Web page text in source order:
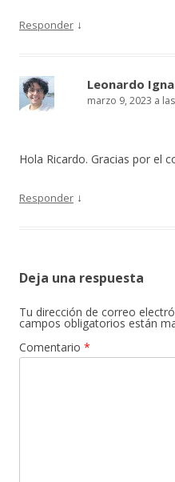
Responder ↓
Leonardo
marzo 9, 2023 a
Hola Ricardo. Gracias por el
Responder ↓
Deja una respuesta
Tu dirección de correo
campos obligatorios están
Comentario *